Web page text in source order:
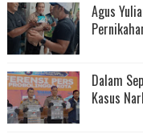
Agus
Dalam
Kasus